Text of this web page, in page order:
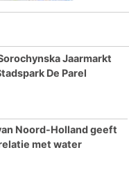
Jaarmarkt
De Parel
Noord-Holland geeft
met water